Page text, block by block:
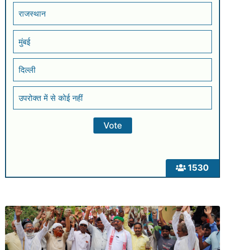
1530
राजस्थान
मुंबई
दिल्ली
उपरोक्त में से कोई नहीं